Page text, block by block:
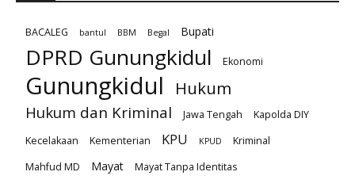
BACALEG bantul BBM Begal Bupati
DPRD Gunungkidul Ekonomi
Gunungkidul Hukum
Hukum dan Kriminal Jawa Tengah
Kapolda DIY
Kecelakaan
Kementerian KPU KPUD
Kriminal
Mahfud MD
Mayat
Mayat Tanpa Identitas